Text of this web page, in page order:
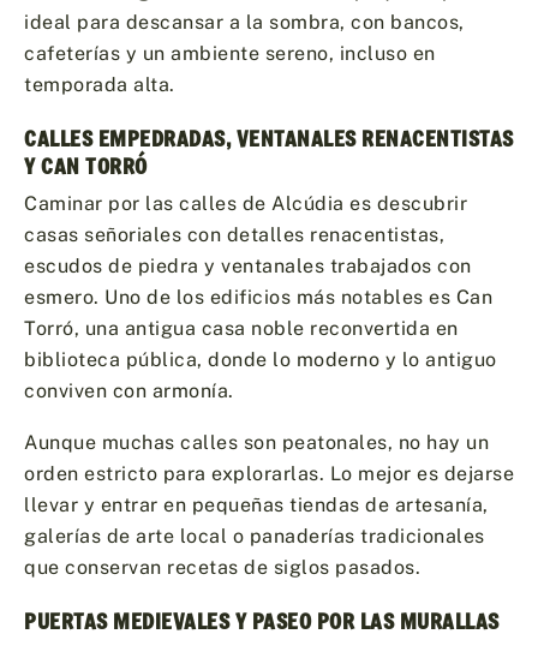
ideal para descansar a la sombra, con bancos,
cafeterías y un ambiente sereno, incluso en
temporada alta.
CALLES EMPEDRADAS, VENTANALES RENACENTISTAS
Y CAN TORRÓ
Caminar por las calles de Alcúdia es descubrir
casas señoriales con detalles renacentistas,
escudos de piedra y ventanales trabajados con
esmero. Uno de los edificios más notables es Can
Torró, una antigua casa noble reconvertida en
biblioteca pública, donde lo moderno y lo antiguo
conviven con armonía.
Aunque muchas calles son peatonales, no hay un
orden estricto para explorarlas. Lo mejor es dejarse
llevar y entrar en pequeñas tiendas de artesanía,
galerías de arte local o panaderías tradicionales
que conservan recetas de siglos pasados.
PUERTAS MEDIEVALES Y PASEO POR LAS MURALLAS